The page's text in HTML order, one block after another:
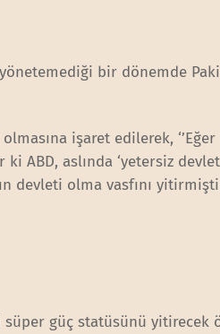
bir dönemde
işaret edilerek,
ABD, aslında ‘yetersiz
devleti olma vasfını
süper güç statüsünü yitirecek